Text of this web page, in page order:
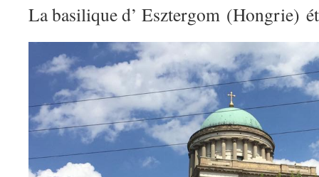
La basilique d’ Esztergom (Hongrie)